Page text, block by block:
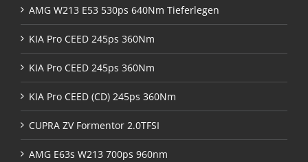
AMG W213 E53 530ps 640Nm Tieferlegen
KIA Pro CEED 245ps 360Nm
KIA Pro CEED 245ps 360Nm
KIA Pro CEED (CD) 245ps 360Nm
CUPRA ZV Formentor 2.0TFSI
AMG E63s W213 700ps 960nm